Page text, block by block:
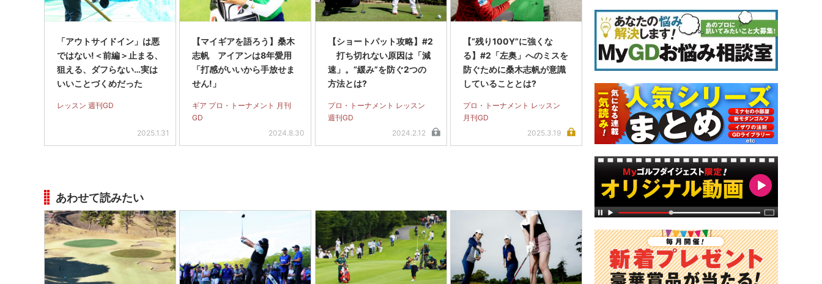
「アウトサイドイン」は悪
ではない!＜前編＞止まる、
狙える、ダフらない…実は
いいことづくめだった
レッスン 週刊GD
2025.1.31
【マイギアを語ろう】桑木
志帆 アイアンは8年愛用
「打感がいいから手放せま
せん!」
ギア プロ・トーナメント 月刊
GD
2024.8.30
【ショートパット攻略】#2
打ち切れない原因は「減
速」。“緩み”を防ぐ2つの
方法とは?
プロ・トーナメント レッスン
週刊GD
2024.2.12
【“残り100Y”に強くな
る】#2「左奥」へのミスを
防ぐために桑木志帆が意識
していることとは?
プロ・トーナメント レッスン
月刊GD
2025.3.19
あわせて読みたい